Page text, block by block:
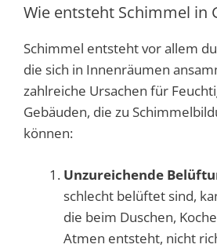
Wie entsteht Schimmel in
Schimmel entsteht vor allem
die sich in Innenräumen
zahlreiche Ursachen für
Gebäuden, die zu
können:
Unzureichende
schlecht belüftet sind,
die beim Duschen,
Atmen entsteht, nicht